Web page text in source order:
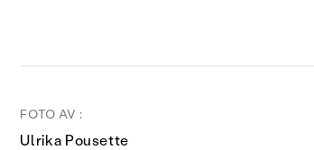
FOTO AV :
Ulrika Pousette